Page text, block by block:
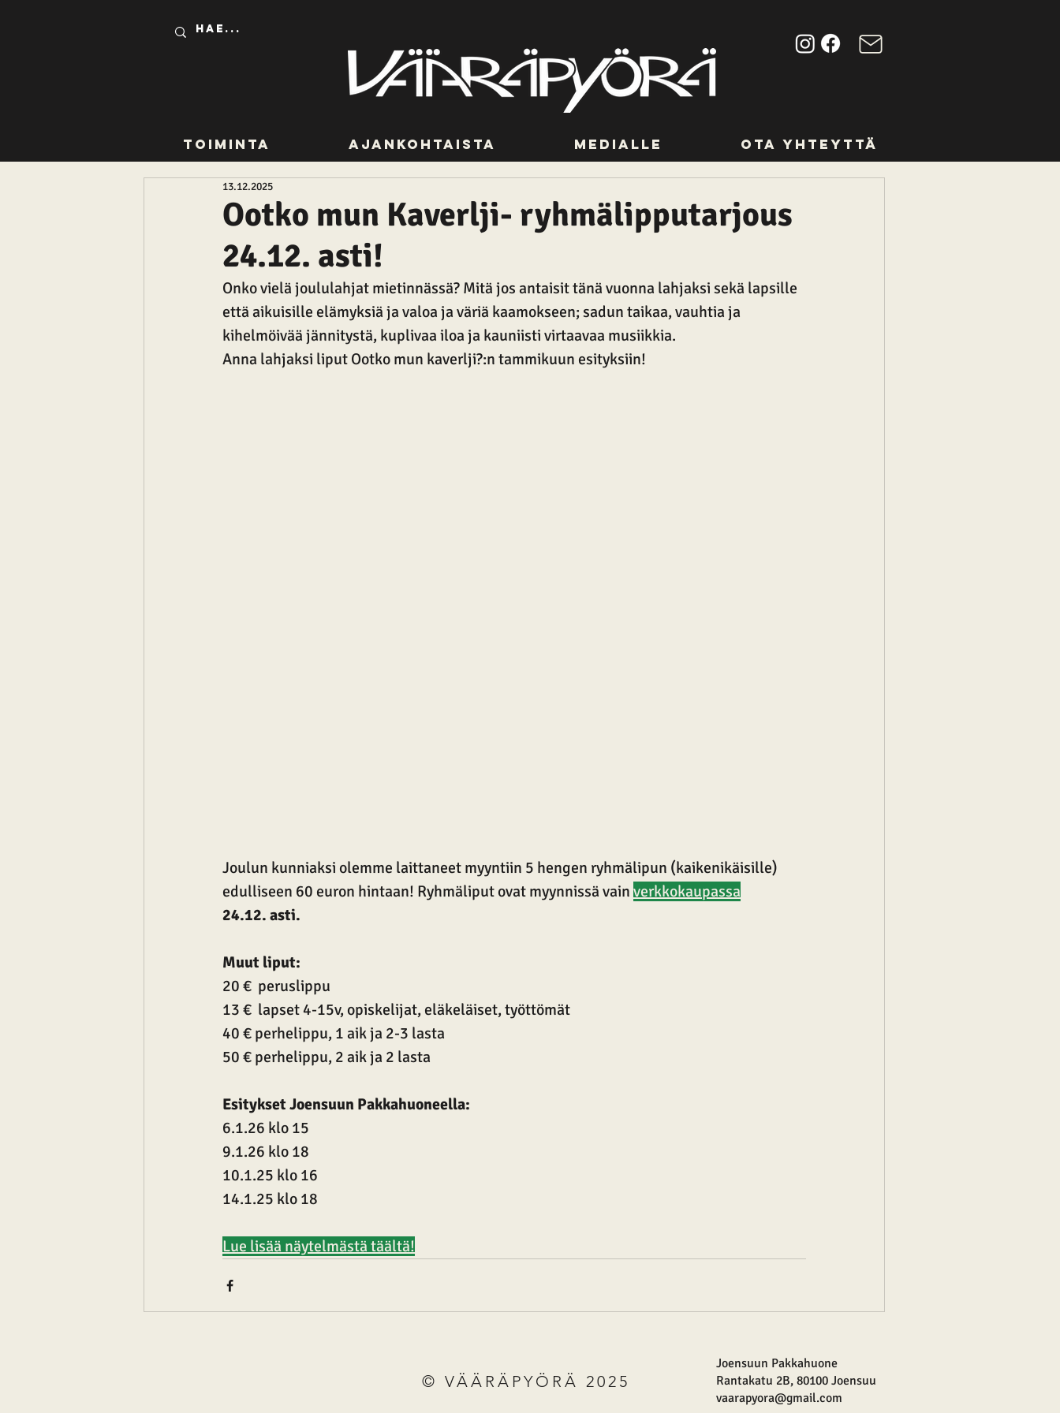
Toiminta Ajankohtaista Medialle Ota yhteyttä
Ootko mun Kaverlji- ryhmälipputarjous
24.12. asti!
13.12.2025
Onko vielä joululahjat mietinnässä? Mitä jos antaisit tänä vuonna lahjaksi sekä lapsille
että aikuisille elämyksiä ja valoa ja väriä kaamokseen; sadun taikaa, vauhtia ja
kihelmöivää jännitystä, kuplivaa iloa ja kauniisti virtaavaa musiikkia.
Anna lahjaksi liput Ootko mun kaverlji?:n tammikuun esityksiin!
Joulun kunniaksi olemme laittaneet myyntiin 5 hengen ryhmälipun (kaikenikäisille)
edulliseen 60 euron hintaan! Ryhmäliput ovat myynnissä vain verkkokaupassa
24.12. asti.
Muut liput:
20 €  peruslippu
13 €  lapset 4-15v, opiskelijat, eläkeläiset, työttömät
40 € perhelippu, 1 aik ja 2-3 lasta
50 € perhelippu, 2 aik ja 2 lasta
Esitykset Joensuun Pakkahuoneella:
6.1.26 klo 15
9.1.26 klo 18
10.1.25 klo 16
14.1.25 klo 18
Lue lisää näytelmästä täältä!
© VÄÄRÄPYÖRÄ 2025
Joensuun Pakkahuone
Rantakatu 2B, 80100 Joensuu
vaarapyora@gmail.com